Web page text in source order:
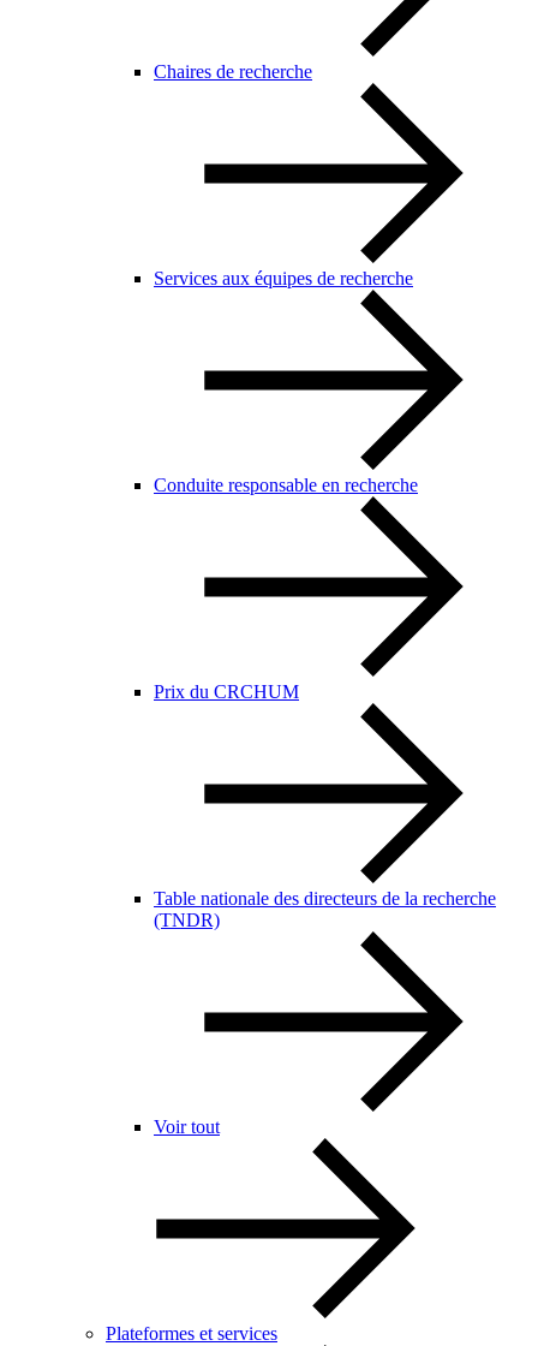
Chaires de recherche
Services aux équipes de recherche
Conduite responsable en recherche
Prix du CRCHUM
Table nationale des directeurs de la recherche
(TNDR)
Voir tout
Plateformes et services